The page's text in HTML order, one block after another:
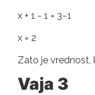
x + 1 - 1 = 3−1
x = 2
Zato je vrednost,
Vaja 3